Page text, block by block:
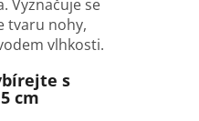
Vyznačuje se
tvaru nohy,
vlhkosti.
s
cm